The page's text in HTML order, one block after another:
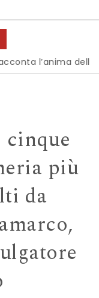
l’anima dell’Italia
cinque
più
da